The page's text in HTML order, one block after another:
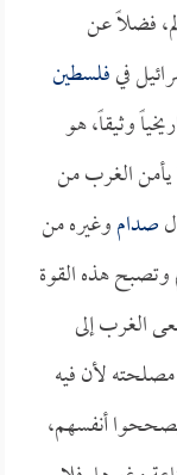
فضلاً عن
فيفلسطين
وثيقاً، هو
الغرب من
صداموغيره من
وتصبح هذه القوة
الغرب إلى
لأن فيه
أنفسهم،